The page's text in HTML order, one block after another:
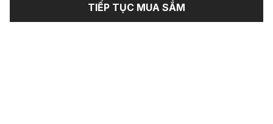
TIẾP TỤC MUA SẮM